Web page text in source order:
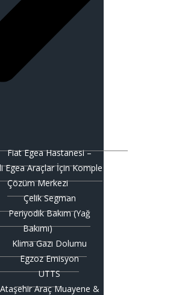
Fiat Egea Hastanesi –
Egea Araçlar İçin Komple
Çözüm Merkezi
Çelik Segman
Periyodik Bakım (Yağ
Bakımı)
Klima Gazı Dolumu
Egzoz Emisyon
UTTS
Ataşehir Araç Muayene &